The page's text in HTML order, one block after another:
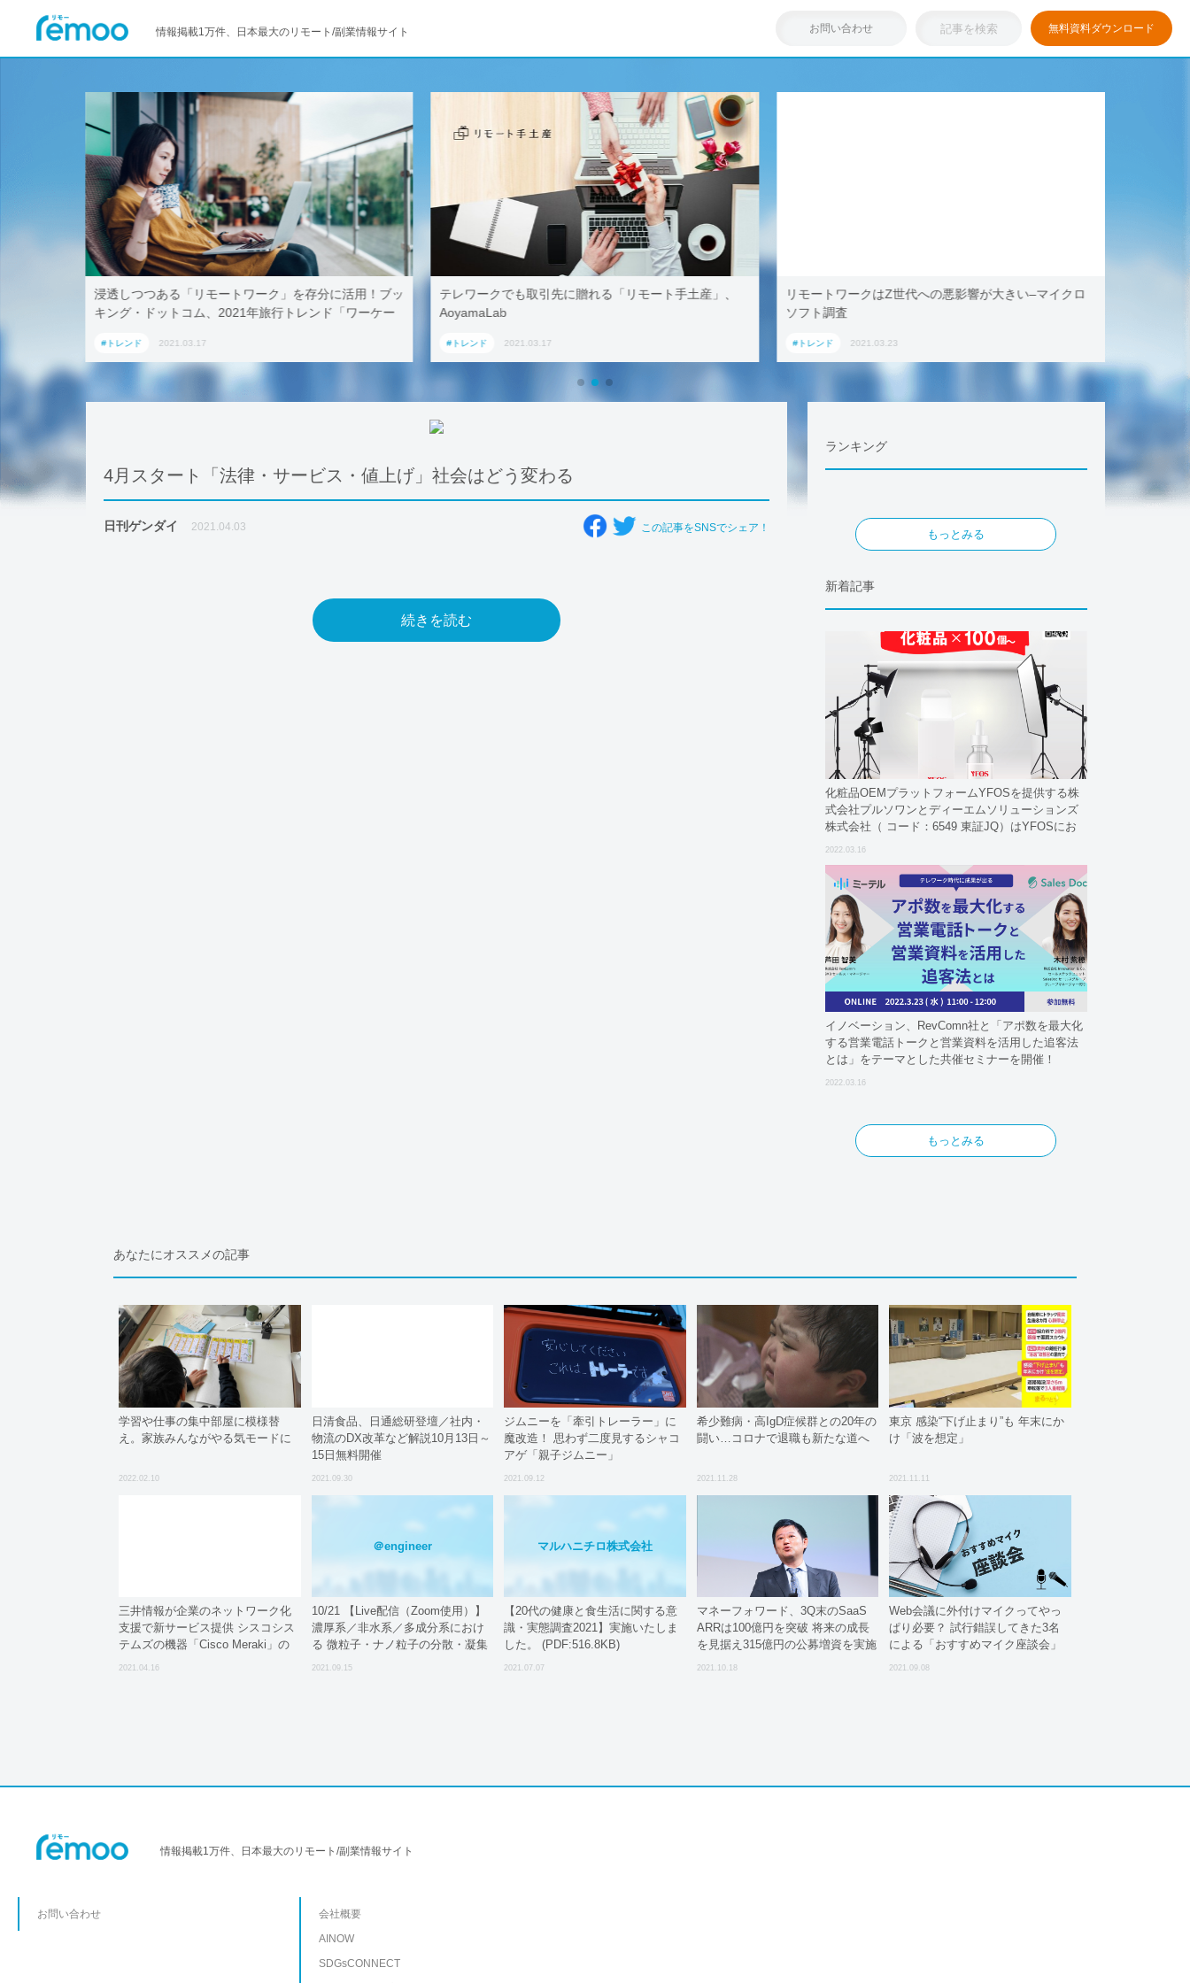
情報掲載1万件、日本最大のリモート/副業情報サイト お問い合わせ 無料資料ダウンロード
つつある「リモートワーク」を存分に活用！ブッ
・ドットコム、2021年旅行トレンド「ワーケー
」におすすめの国内宿泊施設5選
テレワークでも取引先に贈れる「リモート手土産」、
AoyamaLab
リモートワークはZ世代への悪影響が大きい–マイクロ
浸透しつつある「リモートワ
4月スタート「法律・サービス・値上げ」社会はどう変わる
日刊ゲンダイ 2021.04.03 この記事をSNSでシェア！
続きを読む
ランキング
もっとみる
新着記事
化粧品OEMプラットフォームYFOSを提供する株
式会社プルソワンとディーエムソリューションズ
株式会社（ コード：6549 東証JQ）はYFOSにお
2022.03.16
イノベーション、RevComn社と「アポ数を最大化
する営業電話トークと営業資料を活用した追客法
とは」をテーマとした共催セミナーを開催！
2022.03.16
もっとみる
あなたにオススメの記事
学習や仕事の集中部屋に模様替
え。家族みんながやる気モードに
2022.02.10
日清食品、日通総研登壇／社内・
物流のDX改革など解説10月13日～
15日無料開催
2021.09.30
ジムニーを「牽引トレーラー」に
魔改造！ 思わず二度見するシャコ
アゲ「親子ジムニー」
2021.09.12
希少難病・高IgD症候群との20年の
闘い…コロナで退職も新たな道へ
2021.11.28
東京 感染“下げ止まり”も 年末にか
け「波を想定」
2021.11.11
三井情報が企業のネットワーク化
支援で新サービス提供 シスコシス
テムズの機器「Cisco Meraki」の
運用・管理・保守
2021.04.16
＠engineer
10/21 【Live配信（Zoom使用）】
濃厚系／非水系／多成分系におけ
る 微粒子・ナノ粒子の分散・凝集
制御技術 ～厄介な分散系を手懐け
2021.09.15
マルハニチロ株式会社
【20代の健康と食生活に関する意
識・実態調査2021】実施いたしま
した。 (PDF:516.8KB)
2021.07.07
マネーフォワード、3Q末のSaaS
ARRは100億円を突破 将来の成長
を見据え315億円の公募増資を実施
2021.10.18
Web会議に外付けマイクってやっ
ぱり必要？ 試行錯誤してきた3名
による「おすすめマイク座談会」
2021.09.08
情報掲載1万件、日本最大のリモート/副業情報サイト
お問い合わせ
会社概要
AINOW
SDGsCONNECT